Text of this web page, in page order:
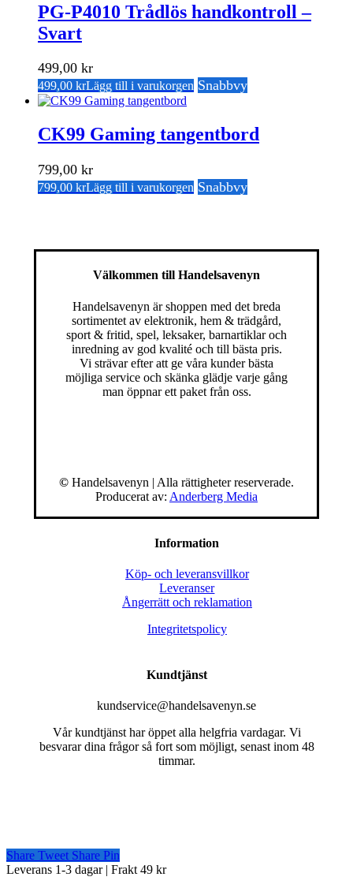
PG-P4010 Trådlös handkontroll –
Svart
499,00 kr
499,00 krLägg till i varukorgen Snabbvy
CK99 Gaming tangentbord
799,00 kr
799,00 krLägg till i varukorgen Snabbvy
Välkommen till Handelsavenyn
Handelsavenyn är shoppen med det breda
sortimentet av elektronik, hem & trädgård,
sport & fritid, spel, leksaker, barnartiklar och
inredning av god kvalité och till bästa pris.
Vi strävar efter att ge våra kunder bästa
möjliga service och skänka glädje varje gång
man öppnar ett paket från oss.
© Handelsavenyn | Alla rättigheter reserverade.
Producerat av: Anderberg Media
Information
Köp- och leveransvillkor
Leveranser
Ångerrätt och reklamation
Integritetspolicy
Kundtjänst
kundservice@handelsavenyn.se
Vår kundtjänst har öppet alla helgfria vardagar. Vi
besvarar dina frågor så fort som möjligt, senast inom 48
timmar.
Share Tweet Share Pin
Close
Leverans 1-3 dagar | Frakt 49 kr